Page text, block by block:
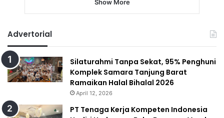
Show More
Advertorial
Silaturahmi Tanpa Sekat, 95% Penghuni
Komplek Samara Tanjung Barat
Ramaikan Halal Bihalal 2026
April 12, 2026
PT Tenaga Kerja Kompeten Indonesia